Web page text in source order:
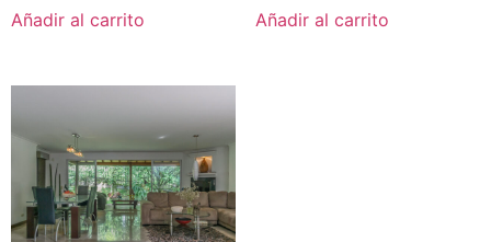
Añadir al carrito Añadir al carrito